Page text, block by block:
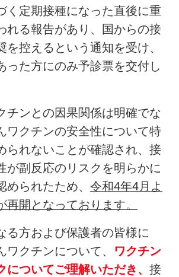
く定期接種になった直後に重
れる報告があり、国からの接
を控えるという通知を受け、
った方にのみ予診票を交付し
ンとの因果関係は明確でな
ワクチンの安全性について特
られないことが確認され、接
が副反応のリスクを明らかに
められたため、 令和4年4月よ
再開となっております。
方および保護者の皆様に
ワクチンについて、 ワクチン
についてご理解いただき、 接